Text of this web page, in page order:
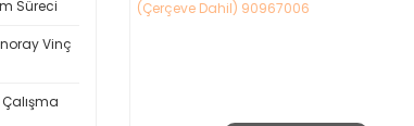
Süreci
Vinç